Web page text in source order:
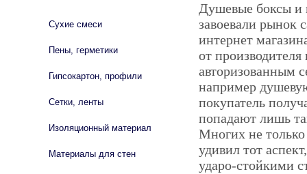
Душевые боксы и
завоевали рынок
интернет
от
авторизованным
например
покупатель
попадают лишь
Многих не только
удивил тот
ударо-стойкими
Сухие смеси
Пены, герметики
Гипсокартон, профили
Сетки, ленты
Изоляционный материал
Материалы для стен